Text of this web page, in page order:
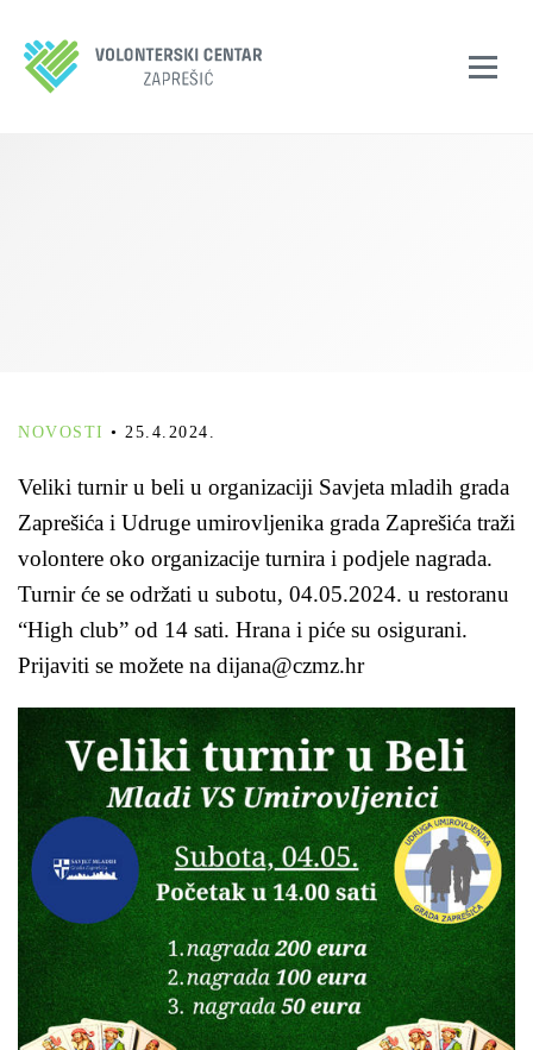
NOVOSTI • 25.4.2024.
Veliki turnir u beli u organizaciji Savjeta mladih grada
Zaprešića i Udruge umirovljenika grada Zaprešića traži
volontere oko organizacije turnira i podjele nagrada.
Turnir će se održati u subotu, 04.05.2024. u restoranu
“High club” od 14 sati. Hrana i piće su osigurani.
Prijaviti se možete na dijana@czmz.hr